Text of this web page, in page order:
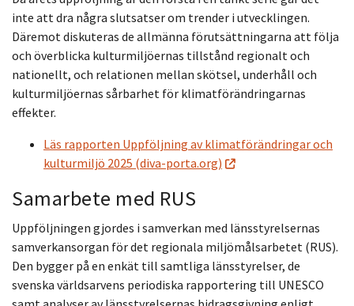
inte att dra några slutsatser om trender i utvecklingen.
Däremot diskuteras de allmänna förutsättningarna att följa
och överblicka kulturmiljöernas tillstånd regionalt och
nationellt, och relationen mellan skötsel, underhåll och
kulturmiljöernas sårbarhet för klimatförändringarnas
effekter.
Läs rapporten Uppföljning av klimatförändringar och
kulturmiljö 2025 (diva-porta.org)
Samarbete med RUS
Uppföljningen gjordes i samverkan med länsstyrelsernas
samverkansorgan för det regionala miljömålsarbetet (RUS).
Den bygger på en enkät till samtliga länsstyrelser, de
svenska världsarvens periodiska rapportering till UNESCO